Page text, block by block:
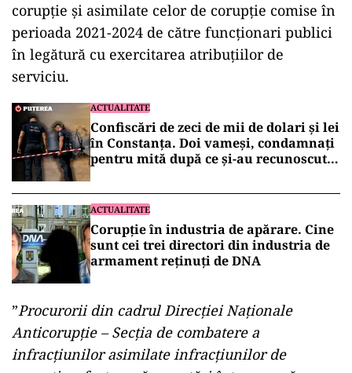
corupție și asimilate celor de corupție comise în
perioada 2021-2024 de către funcționari publici
în legătură cu exercitarea atribuțiilor de
serviciu.
ACTUALITATE
Confiscări de zeci de mii de dolari și lei
în Constanța. Doi vameși, condamnați
pentru mită după ce și-au recunoscut
ACTUALITATE
Corupție în industria de apărare. Cine
sunt cei trei directori din industria de
armament reținuți de DNA
”Procurorii din cadrul Direcției Naționale
Anticorupție – Secția de combatere a
infracțiunilor asimilate infracțiunilor de